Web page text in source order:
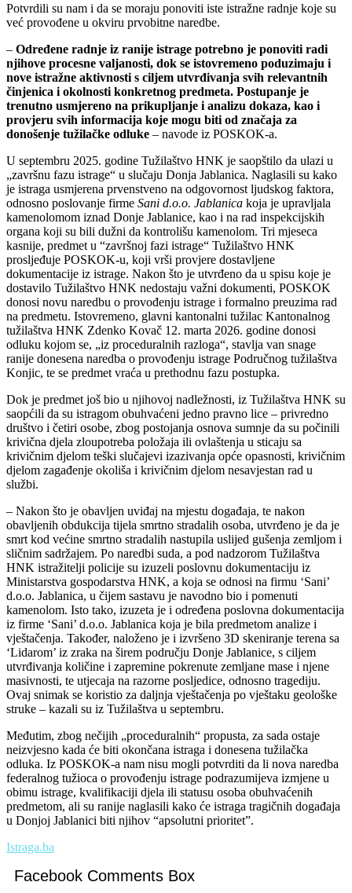
Potvrdili su nam i da se moraju ponoviti iste istražne radnje koje su
već provođene u okviru prvobitne naredbe.
– Određene radnje iz ranije istrage potrebno je ponoviti radi
njihove procesne valjanosti, dok se istovremeno poduzimaju i
nove istražne aktivnosti s ciljem utvrđivanja svih relevantnih
činjenica i okolnosti konkretnog predmeta. Postupanje je
trenutno usmjereno na prikupljanje i analizu dokaza, kao i
provjeru svih informacija koje mogu biti od značaja za
donošenje tužilačke odluke – navode iz POSKOK-a.
U septembru 2025. godine Tužilaštvo HNK je saopštilo da ulazi u
„završnu fazu istrage“ u slučaju Donja Jablanica. Naglasili su kako
je istraga usmjerena prvenstveno na odgovornost ljudskog faktora,
odnosno poslovanje firme Sani d.o.o. Jablanica koja je upravljala
kamenolomom iznad Donje Jablanice, kao i na rad inspekcijskih
organa koji su bili dužni da kontrolišu kamenolom. Tri mjeseca
kasnije, predmet u “završnoj fazi istrage“ Tužilaštvo HNK
prosljeđuje POSKOK-u, koji vrši provjere dostavljene
dokumentacije iz istrage. Nakon što je utvrđeno da u spisu koje je
dostavilo Tužilaštvo HNK nedostaju važni dokumenti, POSKOK
donosi novu naredbu o provođenju istrage i formalno preuzima rad
na predmetu. Istovremeno, glavni kantonalni tužilac Kantonalnog
tužilaštva HNK Zdenko Kovač 12. marta 2026. godine donosi
odluku kojom se, „iz proceduralnih razloga“, stavlja van snage
ranije donesena naredba o provođenju istrage Područnog tužilaštva
Konjic, te se predmet vraća u prethodnu fazu postupka.
Dok je predmet još bio u njihovoj nadležnosti, iz Tužilaštva HNK su
saopćili da su istragom obuhvaćeni jedno pravno lice – privredno
društvo i četiri osobe, zbog postojanja osnova sumnje da su počinili
krivična djela zloupotreba položaja ili ovlaštenja u sticaju sa
krivičnim djelom teški slučajevi izazivanja opće opasnosti, krivičnim
djelom zagađenje okoliša i krivičnim djelom nesavjestan rad u
službi.
– Nakon što je obavljen uviđaj na mjestu događaja, te nakon
obavljenih obdukcija tijela smrtno stradalih osoba, utvrđeno je da je
smrt kod većine smrtno stradalih nastupila uslijed gušenja zemljom i
sličnim sadržajem. Po naredbi suda, a pod nadzorom Tužilaštva
HNK istražitelji policije su izuzeli poslovnu dokumentaciju iz
Ministarstva gospodarstva HNK, a koja se odnosi na firmu ‘Sani’
d.o.o. Jablanica, u čijem sastavu je navodno bio i pomenuti
kamenolom. Isto tako, izuzeta je i određena poslovna dokumentacija
iz firme ‘Sani’ d.o.o. Jablanica koja je bila predmetom analize i
vještačenja. Također, naloženo je i izvršeno 3D skeniranje terena sa
‘Lidarom’ iz zraka na širem području Donje Jablanice, s ciljem
utvrđivanja količine i zapremine pokrenute zemljane mase i njene
masivnosti, te utjecaja na razorne posljedice, odnosno tragediju.
Ovaj snimak se koristio za daljnja vještačenja po vještaku geološke
struke – kazali su iz Tužilaštva u septembru.
Međutim, zbog nečijih „proceduralnih“ propusta, za sada ostaje
neizvjesno kada će biti okončana istraga i donesena tužilačka
odluka. Iz POSKOK-a nam nisu mogli potvrditi da li nova naredba
federalnog tužioca o provođenju istrage podrazumijeva izmjene u
obimu istrage, kvalifikaciji djela ili statusu osoba obuhvaćenih
predmetom, ali su ranije naglasili kako će istraga tragičnih događaja
u Donjoj Jablanici biti njihov “apsolutni prioritet”.
Istraga.ba
Facebook Comments Box